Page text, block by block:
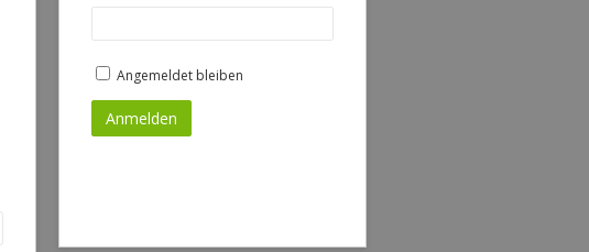
Angemeldet bleiben
Anmelden